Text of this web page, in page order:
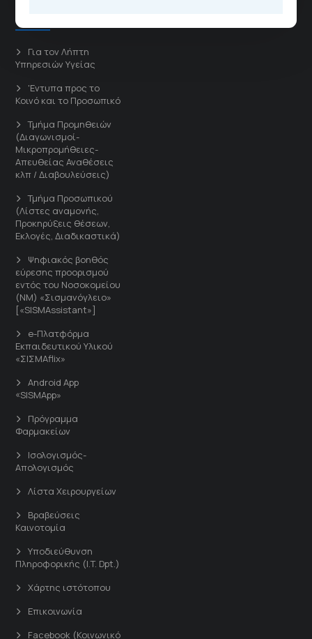
Για τον Λήπτη
Υπηρεσιών Υγείας
'Εντυπα προς το
Κοινό και το Προσωπικό
Τμήμα Προμηθειών
(Διαγωνισμοί-
Μικροπρομήθειες-
Απευθείας Αναθέσεις
κλπ / Διαβουλεύσεις)
Τμήμα Προσωπικού
(Λίστες αναμονής,
Προκηρύξεις θέσεων,
Εκλογές, Διαδικαστικά)
Ψηφιακός βοηθός
εύρεσης προορισμού
εντός του Νοσοκομείου
(ΝΜ) «Σισμανόγλειο»
[«SISMAssistant»]
e-Πλατφόρμα
Εκπαιδευτικού Υλικού
«ΣΙΣΜΑflix»
Android App
«SISMApp»
Πρόγραμμα
Φαρμακείων
Ισολογισμός-
Απολογισμός
Λίστα Χειρουργείων
Βραβεύσεις
Καινοτομία
Υποδιεύθυνση
Πληροφορικής (I.T. Dpt.)
Χάρτης ιστότοπου
Επικοινωνία
Facebook (Κοινωνικό